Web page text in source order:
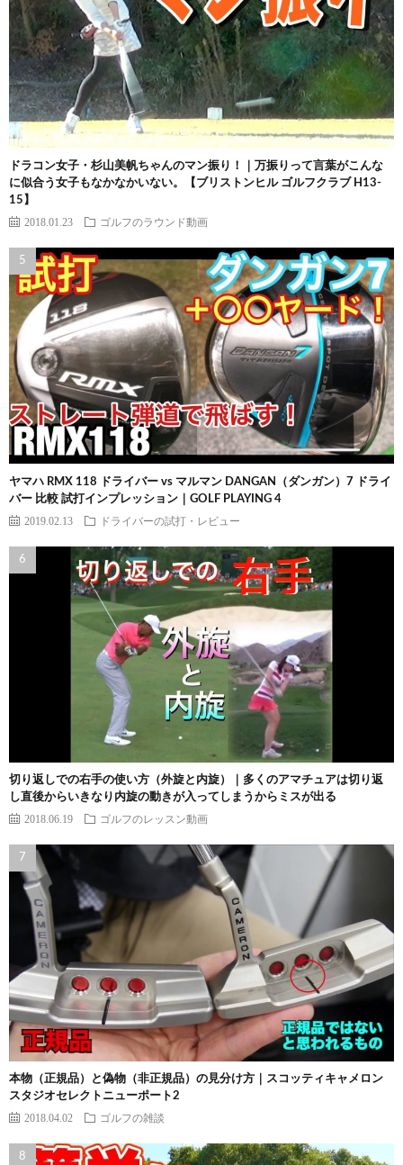
ドラコン女子・杉山美帆ちゃんのマン振り！｜万振りって言葉がこんな
に似合う女子もなかなかいない。【ブリストンヒル ゴルフクラブ H13-
15】
2018.01.23 ゴルフのラウンド動画
ヤマハ RMX 118 ドライバー vs マルマン DANGAN（ダンガン）7 ドライ
バー 比較 試打インプレッション｜GOLF PLAYING 4
2019.02.13 ドライバーの試打・レビュー
切り返しでの右手の使い方（外旋と内旋）｜多くのアマチュアは切り返
し直後からいきなり内旋の動きが入ってしまうからミスが出る
2018.06.19 ゴルフのレッスン動画
本物（正規品）と偽物（非正規品）の見分け方｜スコッティキャメロン
スタジオセレクトニューポート2
2018.04.02 ゴルフの雑談